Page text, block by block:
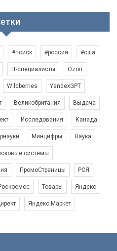
#поиск #россия #сша
IT-специалисты Ozon
Wildberries YandexGPT
Великобритания Выдача
Исследования Канада
Минцифры Наука
системы
ПромоСтраницы РСЯ
Товары Яндекс
Яндекс.Маркет